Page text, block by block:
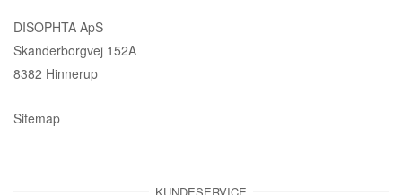
DISOPHTA ApS
Skanderborgvej 152A
8382 Hinnerup
Sitemap
KUNDESERVICE